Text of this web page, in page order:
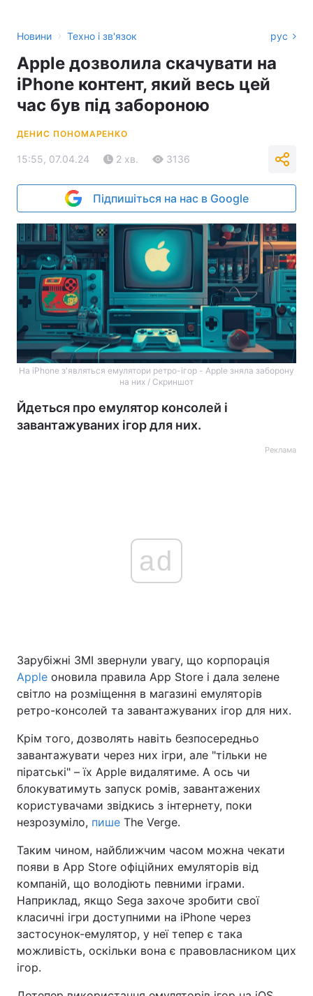
Новини › Техно і зв'язок рус
Apple дозволила скачувати на
iPhone контент, який весь цей
час був під забороною
ДЕНИС ПОНОМАРЕНКО
15:55, 07.04.24 2 хв. 3136
Підпишіться на нас в Google
На iPhone з'являться емулятори ретро-ігор - Apple зняла заборону
на них / Скриншот
Йдеться про емулятор консолей і
завантажуваних ігор для них.
Реклама
ad
Зарубіжні ЗМІ звернули увагу, що корпорація
Apple оновила правила App Store і дала зелене
світло на розміщення в магазині емуляторів
ретро-консолей та завантажуваних ігор для них.
Крім того, дозволять навіть безпосередньо
завантажувати через них ігри, але "тільки не
піратські" – їх Apple видалятиме. А ось чи
блокуватимуть запуск ромів, завантажених
користувачами звідкись з інтернету, поки
незрозуміло, пише The Verge.
Таким чином, найближчим часом можна чекати
появи в App Store офіційних емуляторів від
компаній, що володіють певними іграми.
Наприклад, якщо Sega захоче зробити свої
класичні ігри доступними на iPhone через
застосунок-емулятор, у неї тепер є така
можливість, оскільки вона є правовласником цих
ігор.